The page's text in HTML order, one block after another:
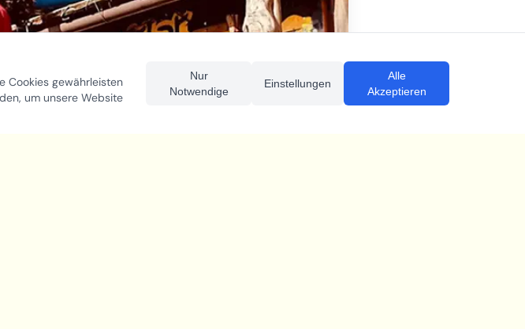
Cookies gewährleisten
um unsere Website
Nur
Notwendige
Einstellungen
Alle
Akzeptieren